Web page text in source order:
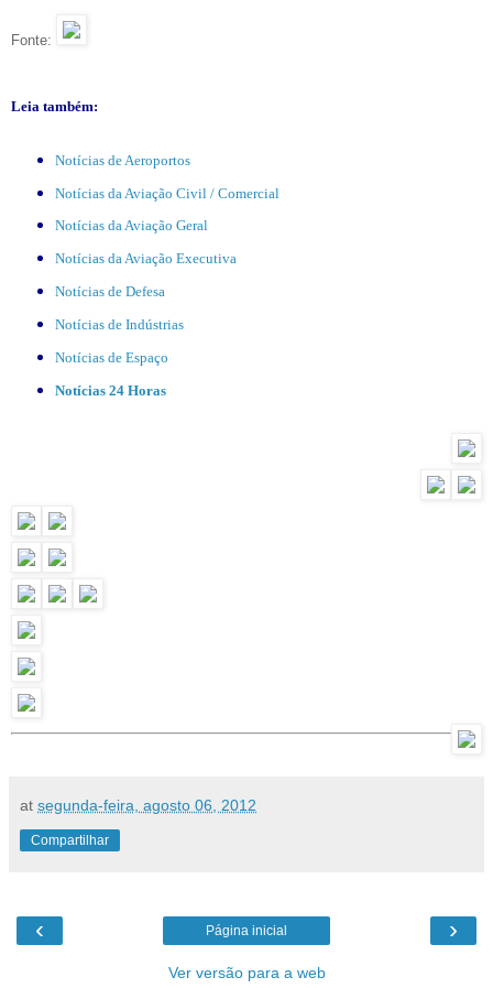
Fonte:
Leia também:
Notícias de Aeroportos
Notícias da Aviação Civil / Comercial
Notícias da Aviação Geral
Notícias da Aviação Executiva
Notícias de Defesa
Notícias de Indústrias
Notícias de Espaço
Notícias 24 Horas
at segunda-feira, agosto 06, 2012
Compartilhar
‹ ›
Página inicial
Ver versão para a web